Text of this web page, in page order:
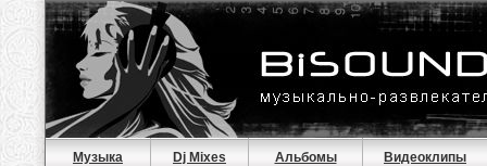
Музыка Dj Mixes Альбомы Видеоклипы